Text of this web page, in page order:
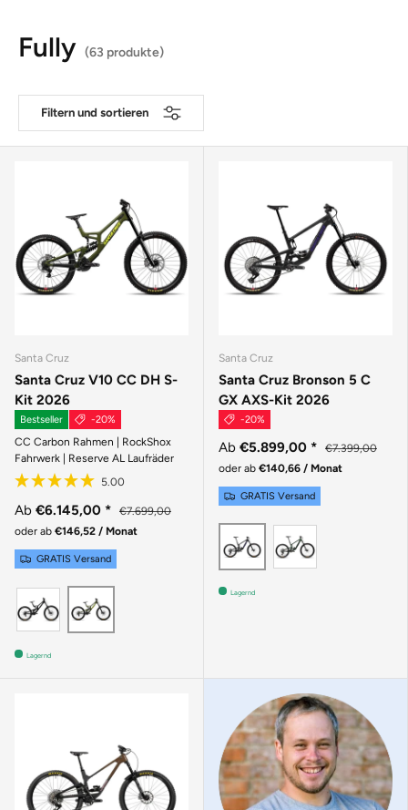
Fully (63 produkte)
Filtern und sortieren
Santa Cruz
Santa Cruz V10 CC DH S-
Kit 2026
Bestseller -20%
CC Carbon Rahmen | RockShox
Fahrwerk | Reserve AL Laufräder
Ab €6.145,00 *
€7.699,00
oder ab €146,52 / Monat
GRATIS Versand
GLOSS BLACK SPARKLE
GLOSS KELP GREEN
Lagernd
Santa Cruz
Santa Cruz Bronson 5 C
GX AXS-Kit 2026
-20%
Ab €5.899,00 *
€7.399,00
oder ab €140,66 / Monat
GRATIS Versand
GLOSS CARBON
Lagernd